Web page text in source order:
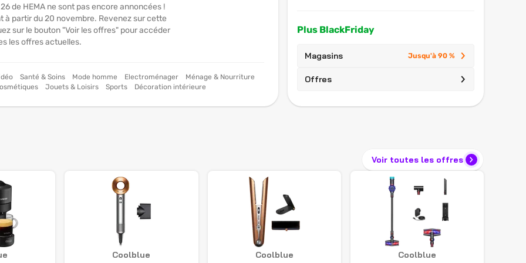
de HEMA ne sont pas encore annoncées !
à partir du 20 novembre. Revenez sur cette
sur le bouton "Voir les offres" pour accéder
les offres actuelles.
Santé & Soins Mode homme Electroménager
Ménage & Nourriture
Jouets & Loisirs Sports Décoration intérieure
Plus BlackFriday
Magasins Jusqu'à 90 %
Offres
Voir toutes les offres
Coolblue Coolblue Coolblue